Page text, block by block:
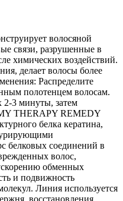
волосяной
связи, разрушенные в
химических воздействий.
делает волосы более
Распределите
полотенцем волосам.
2-3 минуты, затем
THERAPY REMEDY
белка кератина,
белковых соединений в
волос,
обменных
и подвижность
Линия используется
восстановления